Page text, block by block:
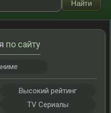
по сайту
Высокий рейтинг
TV Сериалы